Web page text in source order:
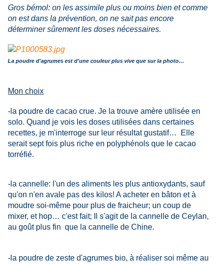
Gros bémol: on les assimile plus ou moins bien et comme
on est dans la prévention, on ne sait pas encore
déterminer sûrement les doses nécessaires.
La poudre d'agrumes est d'une couleur plus vive que sur la photo…
Mon choix
-la poudre de cacao crue. Je la trouve amère utilisée en
solo. Quand je vois les doses utilisées dans certaines
recettes, je m'interroge sur leur résultat gustatif… Elle
serait sept fois plus riche en polyphénols que le cacao
torréfié.
-la cannelle: l'un des aliments les plus antioxydants, sauf
qu'on n'en avale pas des kilos! A acheter en bâton et à
moudre soi-même pour plus de fraicheur; un coup de
mixer, et hop… c'est fait; Il s'agit de la cannelle de Ceylan,
au goût plus fin que la cannelle de Chine.
-la poudre de zeste d'agrumes bio, à réaliser soi même au